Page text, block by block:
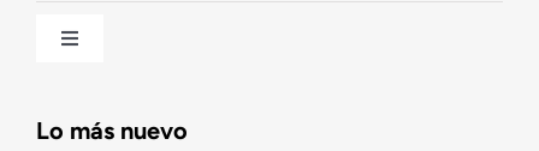
Toggle
Lo más nuevo